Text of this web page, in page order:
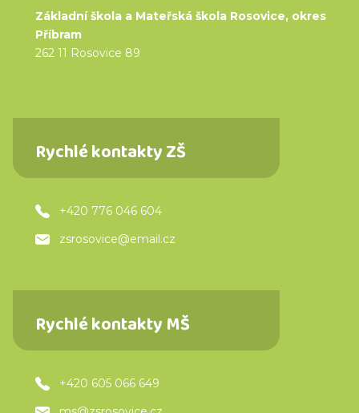
Základní škola a Mateřská škola Rosovice, okres
Příbram
262 11 Rosovice 89
Rychlé kontakty ZŠ
+420 776 046 604
zsrosovice@email.cz
Rychlé kontakty MŠ
+420 605 066 649